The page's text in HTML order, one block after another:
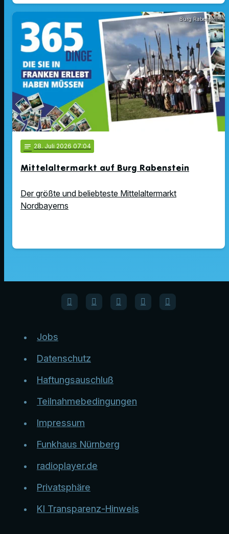
Burg Rabenstein
notes 28. Juli 2026 07:04
Mittelaltermarkt auf Burg Rabenstein
Der größte und beliebteste Mittelaltermarkt
Nordbayerns
Jobs
Datenschutz
Haftungsauschluß
Teilnahmebedingungen
Impressum
Funkhaus Nürnberg
radioplayer.de
Privatsphäre
KI Transparenz-Hinweis